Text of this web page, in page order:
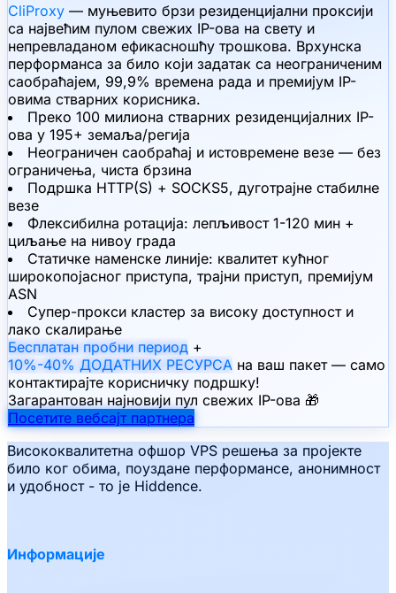
CliProxy — муњевито брзи резиденцијални проксији
са највећим пулом свежих IP-ова на свету и
непревладаном ефикасношћу трошкова. Врхунска
перформанса за било који задатак са неограниченим
саобраћајем, 99,9% времена рада и премијум IP-
овима стварних корисника.
Преко 100 милиона стварних резиденцијалних IP-
ова у 195+ земаља/регија
Неограничен саобраћај и истовремене везе — без
ограничења, чиста брзина
Подршка HTTP(S) + SOCKS5, дуготрајне стабилне
везе
Флексибилна ротација: лепљивост 1-120 мин +
циљање на нивоу града
Статичке наменске линије: квалитет кућног
широкопојасног приступа, трајни приступ, премијум
ASN
Супер-прокси кластер за високу доступност и
лако скалирање
Бесплатан пробни период +
10%-40% ДОДАТНИХ РЕСУРСА на ваш пакет — само
контактирајте корисничку подршку!
Загарантован најновији пул свежих IP-ова 🎁
Посетите вебсајт партнера
Висококвалитетна офшор VPS решења за пројекте
било ког обима, поуздане перформансе, анонимност
и удобност - то је Hiddence.
Информације